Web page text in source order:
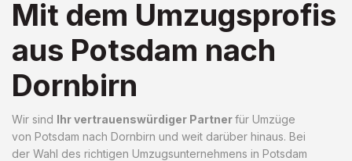
Mit dem Umzugsprofis
aus Potsdam nach
Dornbirn
Wir sind Ihr vertrauenswürdiger Partnerfür Umzüge
von Potsdam nach Dornbirn und weit darüber hinaus. Bei
der Wahl des richtigen Umzugsunternehmens in Potsdam